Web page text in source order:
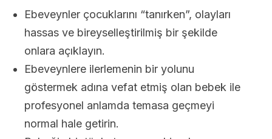
Ebeveynler çocuklarını “tanırken”, olayları
hassas ve bireyselleştirilmiş bir şekilde
onlara açıklayın.
Ebeveynlere ilerlemenin bir yolunu
göstermek adına vefat etmiş olan bebek ile
profesyonel anlamda temasa geçmeyi
normal hale getirin.